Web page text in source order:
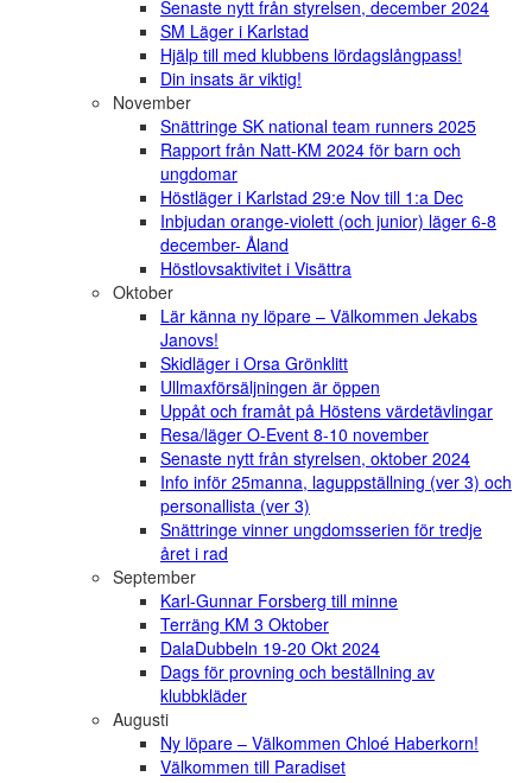
Senaste nytt från styrelsen, december 2024
SM Läger i Karlstad
Hjälp till med klubbens lördagslångpass!
Din insats är viktig!
November
Snättringe SK national team runners 2025
Rapport från Natt-KM 2024 för barn och
ungdomar
Höstläger i Karlstad 29:e Nov till 1:a Dec
Inbjudan orange-violett (och junior) läger 6-8
december- Åland
Höstlovsaktivitet i Visättra
Oktober
Lär känna ny löpare – Välkommen Jekabs
Janovs!
Skidläger i Orsa Grönklitt
Ullmaxförsäljningen är öppen
Uppåt och framåt på Höstens värdetävlingar
Resa/läger O-Event 8-10 november
Senaste nytt från styrelsen, oktober 2024
Info inför 25manna, laguppställning (ver 3) och
personallista (ver 3)
Snättringe vinner ungdomsserien för tredje
året i rad
September
Karl-Gunnar Forsberg till minne
Terräng KM 3 Oktober
DalaDubbeln 19-20 Okt 2024
Dags för provning och beställning av
klubbkläder
Augusti
Ny löpare – Välkommen Chloé Haberkorn!
Välkommen till Paradiset